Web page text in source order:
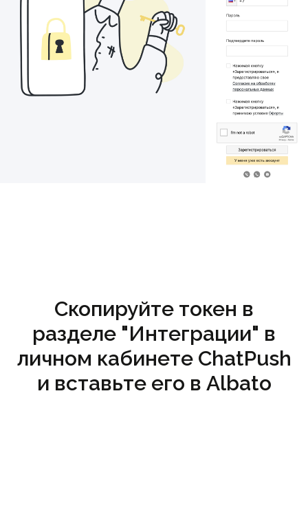
Скопируйте токен в
разделе "Интеграции" в
личном кабинете ChatPush
и вставьте его в Albato